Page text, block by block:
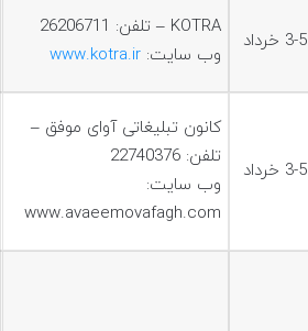
3-5 خرداد
KOTRA – تلفن: 26206711
وب سایت: www.kotra.ir
3-5 خرداد
کانون تبلیغاتی آوای موفق –
تلفن: 22740376
وب سایت:
www.avaeemovafagh.com